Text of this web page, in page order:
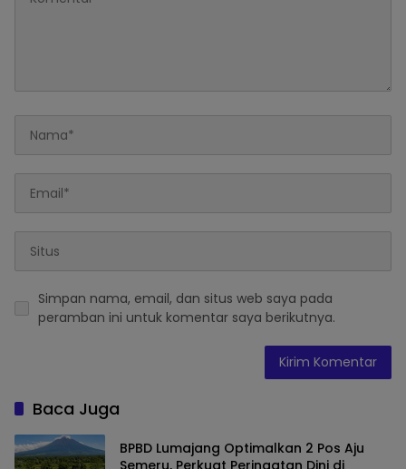
Simpan nama, email, dan situs web saya pada
peramban ini untuk komentar saya berikutnya.
Baca Juga
BPBD Lumajang Optimalkan 2 Pos Aju
Semeru, Perkuat Peringatan Dini di